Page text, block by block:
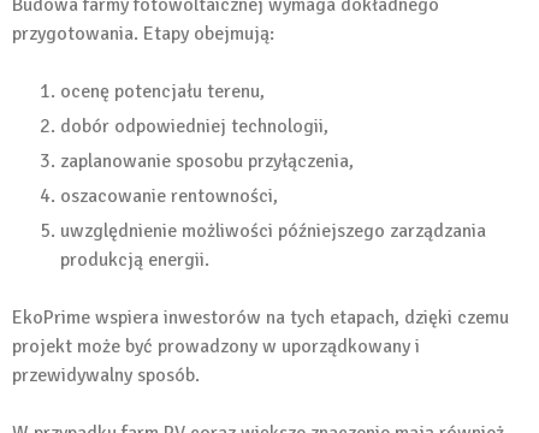
przygotowania. Etapy obejmują:
ocenę potencjału terenu,
dobór odpowiedniej technologii,
zaplanowanie sposobu przyłączenia,
oszacowanie rentowności,
uwzględnienie możliwości późniejszego zarządzania
produkcją energii.
EkoPrime wspiera inwestorów na tych etapach, dzięki czemu
projekt może być prowadzony w uporządkowany i
przewidywalny sposób.